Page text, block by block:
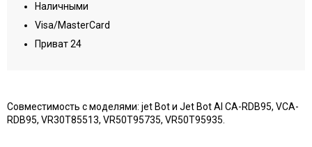
Наличными
Visa/MasterCard
Приват 24
Совместимость с моделями: jet Bot и Jet Bot AI CA-RDB95, VCA-
RDB95, VR30T85513, VR50T95735, VR50T95935.